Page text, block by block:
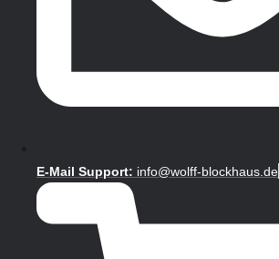
E-Mail Support: info@wolff-blockhaus.de